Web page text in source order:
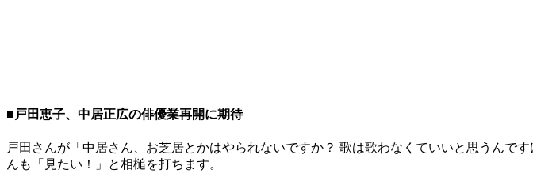
■戸田恵子、中居正広の俳優業再開に期待
戸田さんが「中居さん、お芝居とかはやられないですか？ 歌は歌わなくていいと思うん
んも「見たい！」と相槌を打ちます。